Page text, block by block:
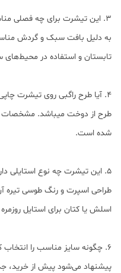
3. این تیشرت برای چه فصلی مناسب است؟
به دلیل بافت سبک و گردش مناسب
تابستان و استفاده در
4. آیا طرح راگبی روی تیشرت چاپی است؟
طرح از دوخت میباشد.
شده است.
5. این تیشرت چه نوع استایلی دارد؟
طراحی اسپرت و رنگ طوسی تیره
اسلش یا کتان برای استایل
6. چگونه سایز مناسب را انتخاب کنم؟
پیشنهاد می‌شود پیش از خرید،